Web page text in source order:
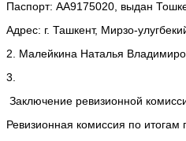
Паспорт: АА9175020, выдан
Адрес: г. Ташкент, Мирзо-
2. Малейкина Наталья
3.
Заключение ревизионной
Ревизионная комиссия по